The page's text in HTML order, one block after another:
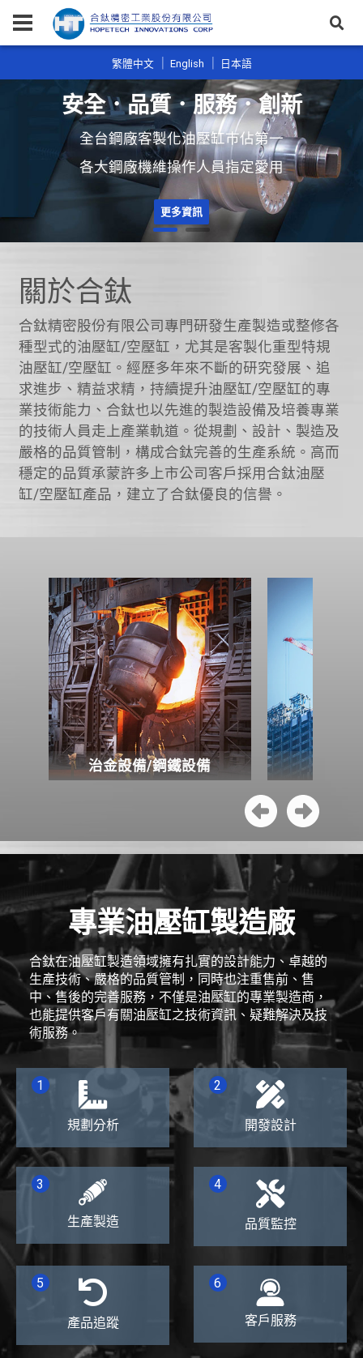
繁體中文 English 日本語
安全．品質．服務．創新
全台鋼廠客製化油壓缸巿佔第一
各大鋼廠機維操作人員指定愛用
更多資訊
關於合鈦
合鈦精密股份有限公司專門研發生產製造或整修各
種型式的油壓缸/空壓缸，尤其是客製化重型特規
油壓缸/空壓缸。經歷多年來不斷的研究發展、追
求進步、精益求精，持續提升油壓缸/空壓缸的專
業技術能力、合鈦也以先進的製造設備及培養專業
的技術人員走上產業軌道。從規劃、設計、製造及
嚴格的品質管制，構成合鈦完善的生產系統。高而
穩定的品質承蒙許多上市公司客戶採用合鈦油壓
缸/空壓缸產品，建立了合鈦優良的信譽。
治金設備/鋼鐵設備
專業油壓缸製造廠
合鈦在油壓缸製造領域擁有扎實的設計能力、卓越的
生產技術、嚴格的品質管制，同時也注重售前、售
中、售後的完善服務，不僅是油壓缸的專業製造商，
也能提供客戶有關油壓缸之技術資訊、疑難解決及技
術服務。
1
規劃分析
2
開發設計
3
生產製造
4
品質監控
5
產品追蹤
6
客戶服務